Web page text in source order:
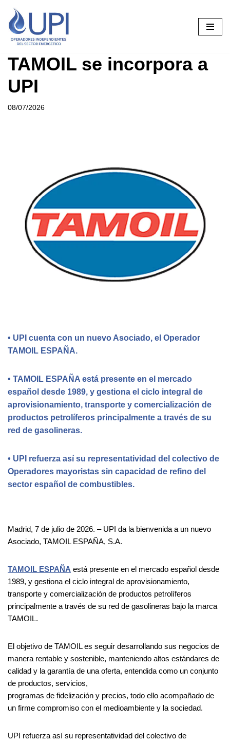
Saltar
al
TAMOIL se incorpora a
UPI
08/07/2026
• UPI cuenta con un nuevo Asociado, el Operador
TAMOIL ESPAÑA.
• TAMOIL ESPAÑA está presente en el mercado
español desde 1989, y gestiona el ciclo integral de
aprovisionamiento, transporte y comercialización de
productos petrolíferos principalmente a través de su
red de gasolineras.
• UPI refuerza así su representatividad del colectivo de
Operadores mayoristas sin capacidad de refino del
sector español de combustibles.
Madrid, 7 de julio de 2026. – UPI da la bienvenida a un nuevo
Asociado, TAMOIL ESPAÑA, S.A.
TAMOIL ESPAÑA está presente en el mercado español desde
1989, y gestiona el ciclo integral de aprovisionamiento,
transporte y comercialización de productos petrolíferos
principalmente a través de su red de gasolineras bajo la marca
TAMOIL.
El objetivo de TAMOIL es seguir desarrollando sus negocios de
manera rentable y sostenible, manteniendo altos estándares de
calidad y la garantía de una oferta, entendida como un conjunto
de productos, servicios,
programas de fidelización y precios, todo ello acompañado de
un firme compromiso con el medioambiente y la sociedad.
UPI refuerza así su representatividad del colectivo de